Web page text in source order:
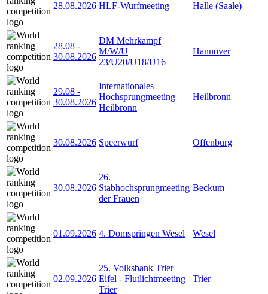
28.08.2026 HLF-Wurfmeeting Halle (Saale)
28.08 -
30.08.2026
DM Mehrkampf
M/W/U
23/U20/U18/U16
Hannover
29.08 -
30.08.2026
Internationales
Hochsprungmeeting
Heilbronn
Heilbronn
30.08.2026 Speerwurf Offenburg
30.08.2026
26.
Stabhochsprungmeeting
der Frauen
Beckum
01.09.2026 4. Domspringen Wesel Wesel
02.09.2026
25. Volksbank Trier
Eifel - Flutlichtmeeting
Trier
Trier